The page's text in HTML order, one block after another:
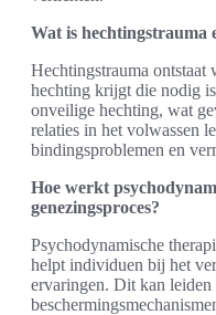
Wat is hechtingstrauma
Hechtingstrauma ontstaat
hechting krijgt die nodig
onveilige hechting, wat
relaties in het volwassen
bindingsproblemen en
Hoe werkt
genezingsproces?
Psychodynamische
helpt individuen bij het
ervaringen. Dit kan